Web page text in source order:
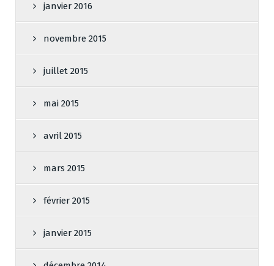
janvier 2016
novembre 2015
juillet 2015
mai 2015
avril 2015
mars 2015
février 2015
janvier 2015